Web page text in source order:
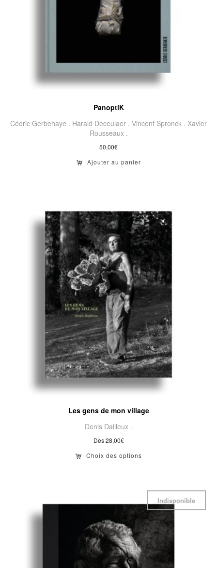
PanoptiK
Cédric Gerbehaye . Harald Deceulaer . Vincent Spronck . Xavier
Rousseaux .
50,00€
Ajouter au panier
Les gens de mon village
Denis Dailleux .
Dès28,00€
Choix des options
Indisponible